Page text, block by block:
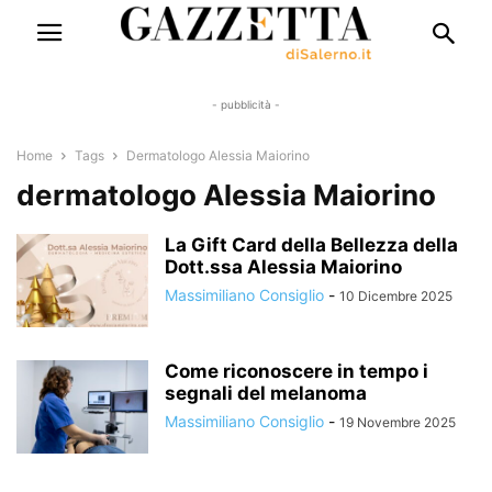
- pubblicità -
Home Tags Dermatologo Alessia Maiorino
dermatologo Alessia Maiorino
La Gift Card della Bellezza della
Dott.ssa Alessia Maiorino
Massimiliano Consiglio - 10 Dicembre 2025
Come riconoscere in tempo i
segnali del melanoma
Massimiliano Consiglio - 19 Novembre 2025